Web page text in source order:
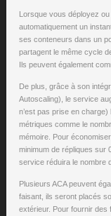
Lorsque vous déployez
automatiquement un
ses conteneurs dans un
partagent le même cycle
Ils peuvent également
De plus, grâce à son
Autoscaling), le service
n’est pas prise en
métriques comme le
mémoire. Pour
minimum de répliques sur
service réduira le nombre
Plusieurs ACA peuvent
faisant, ils seront placés
extérieur. Pour fournir des